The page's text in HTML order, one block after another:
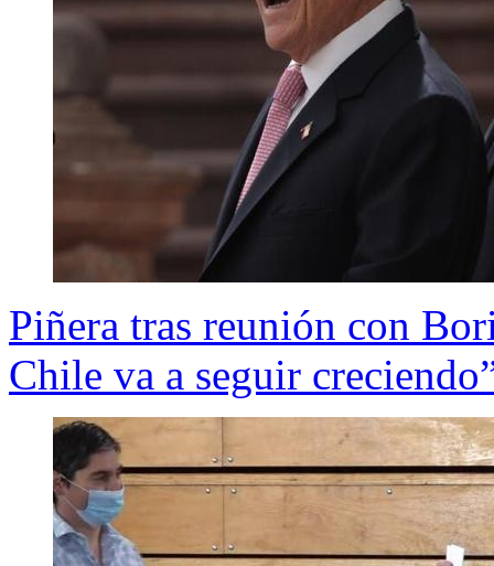
Piñera tras reunión con
Chile va a seguir